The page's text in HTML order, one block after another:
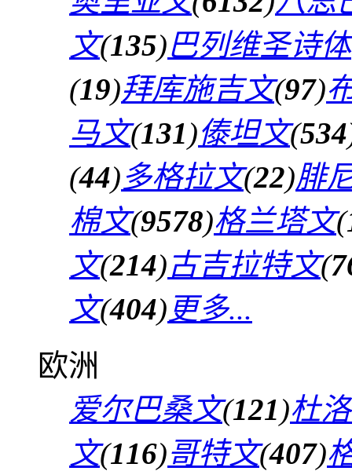
文(135)巴列维圣诗体
(19)拜库施吉文(97)
马文(131)傣坦文(534
(44)多格拉文(22)腓
棉文(9578)格兰塔文(
文(214)古吉拉特文(
文(404) 更多...
欧洲
爱尔巴桑文(121)杜
文(116)哥特文(407)